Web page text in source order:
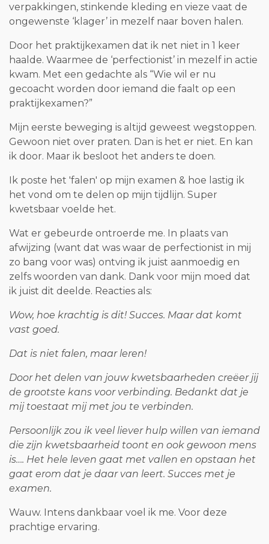
verpakkingen, stinkende kleding en vieze vaat de
ongewenste ‘klager’ in mezelf naar boven halen.
Door het praktijkexamen dat ik net niet in 1 keer
haalde. Waarmee de ‘perfectionist’ in mezelf in actie
kwam. Met een gedachte als “Wie wil er nu
gecoacht worden door iemand die faalt op een
praktijkexamen?”
Mijn eerste beweging is altijd geweest wegstoppen.
Gewoon niet over praten. Dan is het er niet. En kan
ik door. Maar ik besloot het anders te doen.
Ik poste het 'falen' op mijn examen & hoe lastig ik
het vond om te delen op mijn tijdlijn. Super
kwetsbaar voelde het.
Wat er gebeurde ontroerde me. In plaats van
afwijzing (want dat was waar de perfectionist in mij
zo bang voor was) ontving ik juist aanmoedig en
zelfs woorden van dank. Dank voor mijn moed dat
ik juist dit deelde. Reacties als:
Wow, hoe krachtig is dit! Succes. Maar dat komt
vast goed.
Dat is niet falen, maar leren!
Door het delen van jouw kwetsbaarheden creëer jij
de grootste kans voor verbinding. Bedankt dat je
mij toestaat mij met jou te verbinden.
Persoonlijk zou ik veel liever hulp willen van iemand
die zijn kwetsbaarheid toont en ook gewoon mens
is…. Het hele leven gaat met vallen en opstaan het
gaat erom dat je daar van leert. Succes met je
examen.
Wauw. Intens dankbaar voel ik me. Voor deze
prachtige ervaring.